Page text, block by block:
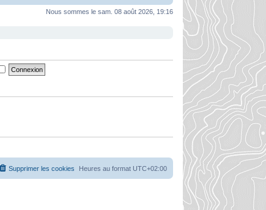
Nous sommes le sam. 08 août 2026, 19:16
Heures au format UTC+02:00
Supprimer les cookies